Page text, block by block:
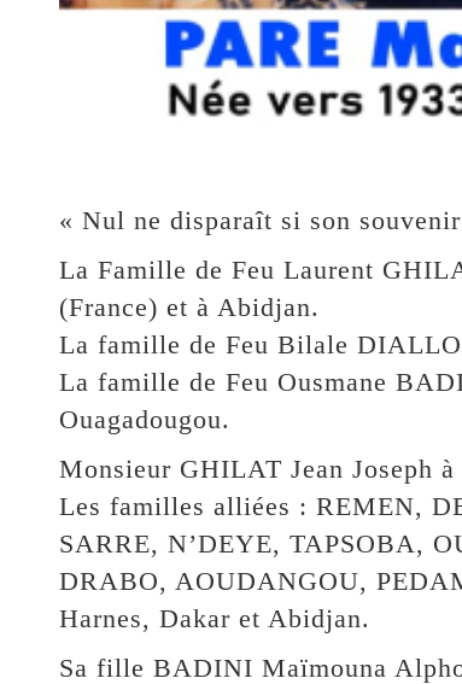
« Nul ne disparaît si son
La Famille de Feu Laurent
(France) et à Abidjan.
La famille de Feu Bilale DIALLO
La famille de Feu Ousmane
Ouagadougou.
Monsieur GHILAT Jean Joseph
Les familles alliées : REMEN,
SARRE, N’DEYE, TAPSOBA,
DRABO, AOUDANGOU,
Harnes, Dakar et Abidjan.
Sa fille BADINI Maïmouna